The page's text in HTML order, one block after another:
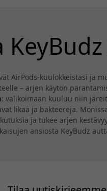
AirPods-kuulokkeistasi ja
– arjen käytön
: valikoimaan kuuluu niin
likaa ja bakteereja.
ja tukee arjen
ansiosta KeyBudz